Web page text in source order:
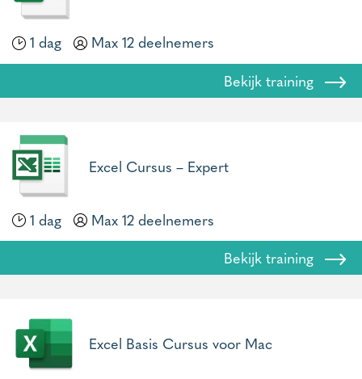
1 dag
Max 12 deelnemers
Bekijk training
Excel Cursus – Expert
1 dag
Max 12 deelnemers
Bekijk training
Excel Basis Cursus voor Mac